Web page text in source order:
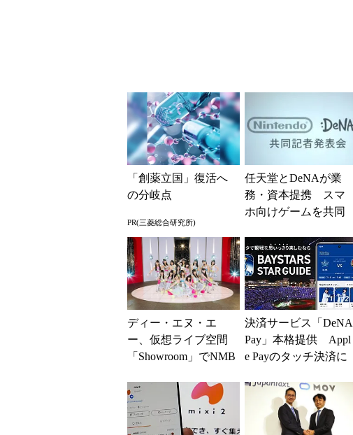
「創薬立国」復活へ
の分岐点
PR(三菱総合研究所)
任天堂とDeNAが業
務・資本提携 スマ
ホ向けゲームを共同
ディー・エヌ・エ
ー、仮想ライブ空間
「Showroom」でNMB
決済サービス「DeNA
Pay」本格提供 Appl
e Payのタッチ決済に
...